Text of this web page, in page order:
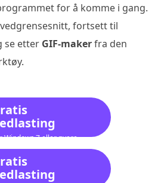
for å komme i gang.
fortsett til
se etter GIF-makerfra den
Windows 7 eller nyere